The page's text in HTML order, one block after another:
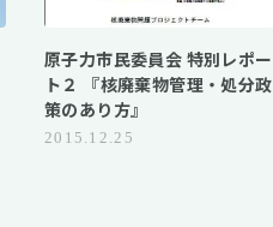
原子力市民委員会 特別レポー
ト２ 『核廃棄物管理・処分政
策のあり方』
2015.12.25